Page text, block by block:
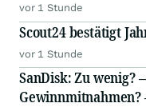
vor 1 Stunde
Scout24 bestätigt
vor 1 Stunde
SanDisk: Zu wenig?
Gewinnmitnahmen?